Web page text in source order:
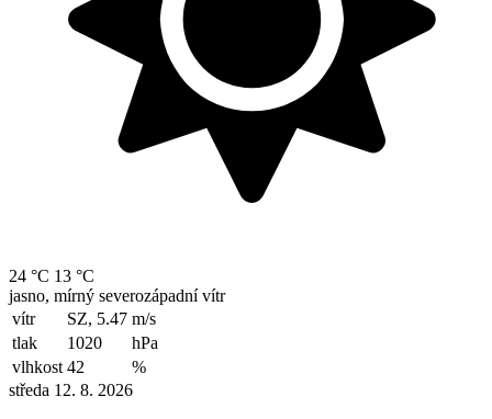
24 °C 13 °C
jasno, mírný severozápadní vítr
vítr
SZ, 5.47 m/s
tlak
1020
hPa
vlhkost 42
%
středa 12. 8. 2026